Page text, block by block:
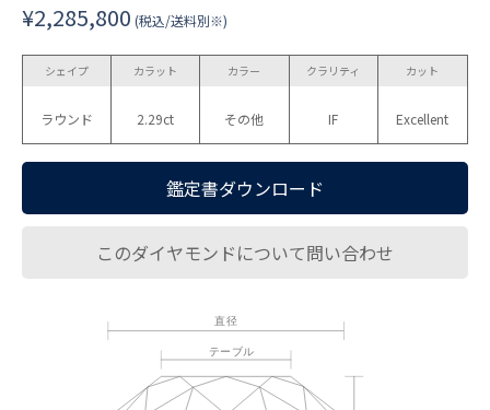
¥2,285,800 (税込/送料別※)
シェイプ
ラウンド
カラット
2.29ct
カラー
その他
クラリティ
IF
カット
Excellent
鑑定書ダウンロード
このダイヤモンドについて問い合わせ